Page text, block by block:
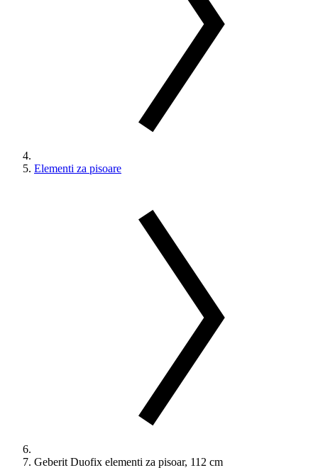
Elementi za pisoare
Geberit Duofix elementi za pisoar, 112 cm